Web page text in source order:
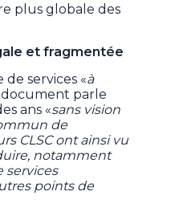
plus globale des
et fragmentée
de services «à
document parle
ans «sans vision
de
CLSC ont ainsi vu
notamment
services
points de